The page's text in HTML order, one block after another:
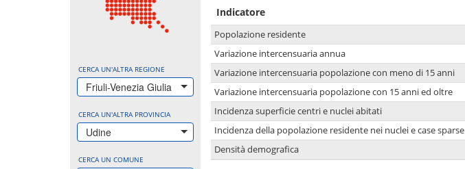
CERCA UN'ALTRA REGIONE
Friuli-Venezia Giulia
CERCA UN'ALTRA PROVINCIA
Udine
CERCA UN COMUNE
Indicatore
Popolazione residente
Variazione intercensuaria annua
Variazione intercensuaria popolazione con meno di 15 anni
Variazione intercensuaria popolazione con 15 anni ed oltre
Incidenza superficie centri e nuclei abitati
Incidenza della popolazione residente nei nuclei e case sparse
Densità demografica